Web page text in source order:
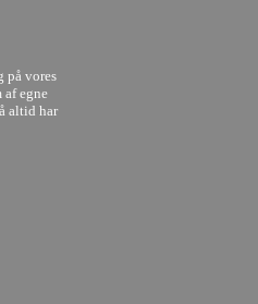
på vores
af egne
altid har